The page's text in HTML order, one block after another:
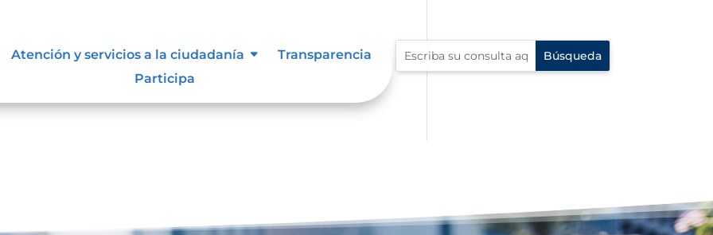
Atención y servicios a la ciudadanía
Transparencia
Participa
información